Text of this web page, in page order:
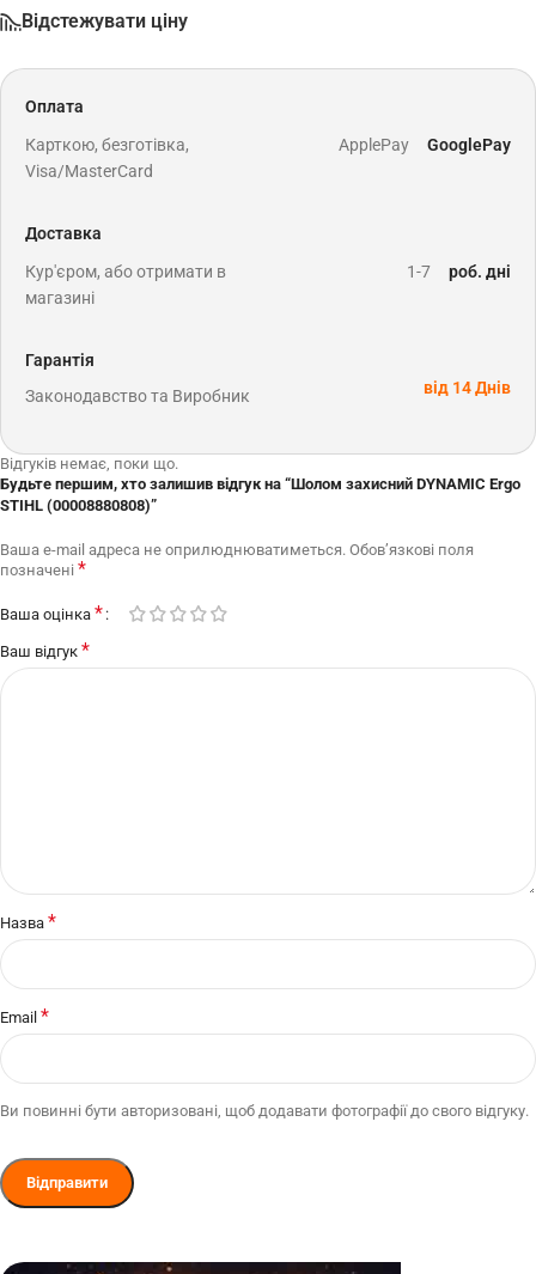
Відстежувати ціну
Оплата
Карткою, безготівка,
Visa/MasterCard
ApplePay GooglePay
Доставка
Кур'єром, або отримати в
магазині
1-7 роб. дні
Гарантія
Законодавство та Виробник
від 14 Днів
Відгуків немає, поки що.
Будьте першим, хто залишив відгук на “Шолом захисний DYNAMIC Ergo
STIHL (00008880808)”
Ваша e-mail адреса не оприлюднюватиметься. Обов’язкові поля
позначені *
Ваша оцінка *
Ваш відгук *
Назва *
Email *
Ви повинні бути авторизовані, щоб додавати фотографії до свого відгуку.